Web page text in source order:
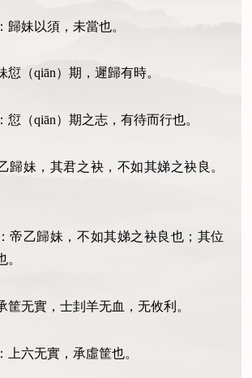
歸妹以須，未當也。
愆（qiān）期，遲歸有時。
愆（qiān）期之志，有待而行也。
歸妹，其君之袂，不如其娣之袂良。
帝乙歸妹，不如其娣之袂良也；其位
筐无實，士刲羊无血，无攸利。
上六无實，承虛筐也。